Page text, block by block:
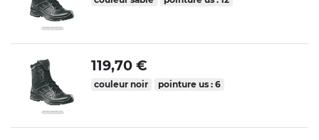
119,70 €
couleur noir pointure us : 6